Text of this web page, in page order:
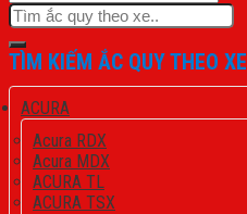
Tìm
kiếm:
TÌM KIẾM ẮC QUY THEO XE
ACURA
Acura RDX
Acura MDX
ACURA TL
ACURA TSX